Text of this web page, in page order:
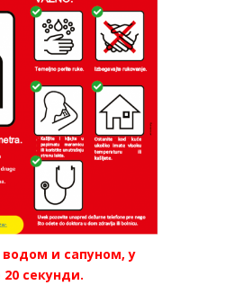
водом и сапуном, у
секунди.